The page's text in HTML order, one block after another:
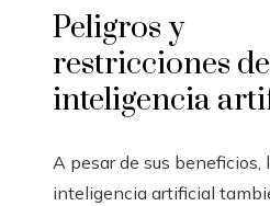
Peligros y
restricciones
inteligencia
A pesar de sus beneficios,
inteligencia artificial